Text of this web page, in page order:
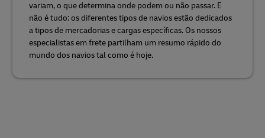
variam, o que determina onde podem ou não passar. E
não é tudo: os diferentes tipos de navios estão dedicados
a tipos de mercadorias e cargas específicas. Os nossos
especialistas em frete partilham um resumo rápido do
mundo dos navios tal como é hoje.